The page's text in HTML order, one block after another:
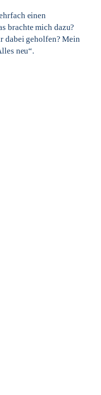
einen
brachte mich dazu?
dabei geholfen? Mein
neu“.